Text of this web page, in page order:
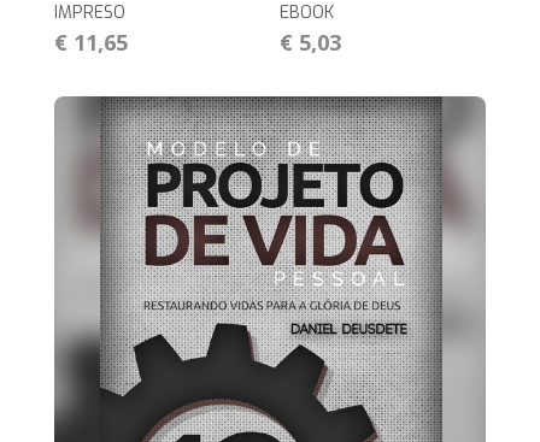
IMPRESO
€ 11,65
EBOOK
€ 5,03